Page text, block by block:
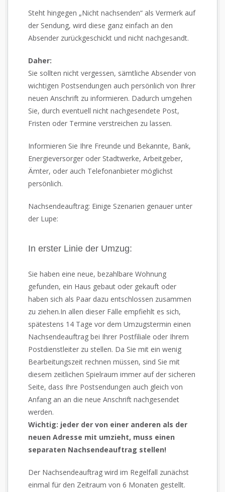
Steht hingegen „Nicht nachsenden“ als Vermerk auf
der Sendung, wird diese ganz einfach an den
Absender zurückgeschickt und nicht nachgesandt.
Daher:
Sie sollten nicht vergessen, sämtliche Absender von
wichtigen Postsendungen auch persönlich von Ihrer
neuen Anschrift zu informieren. Dadurch umgehen
Sie, durch eventuell nicht nachgesendete Post,
Fristen oder Termine verstreichen zu lassen.
Informieren Sie Ihre Freunde und Bekannte, Bank,
Energieversorger oder Stadtwerke, Arbeitgeber,
Ämter, oder auch Telefonanbieter möglichst
persönlich.
Nachsendeauftrag: Einige Szenarien genauer unter
der Lupe:
In erster Linie der Umzug:
Sie haben eine neue, bezahlbare Wohnung
gefunden, ein Haus gebaut oder gekauft oder
haben sich als Paar dazu entschlossen zusammen
zu ziehen.In allen dieser Fälle empfiehlt es sich,
spätestens 14 Tage vor dem Umzugstermin einen
Nachsendeauftrag bei Ihrer Postfiliale oder Ihrem
Postdienstleiter zu stellen. Da Sie mit ein wenig
Bearbeitungszeit rechnen müssen, sind Sie mit
diesem zeitlichen Spielraum immer auf der sicheren
Seite, dass Ihre Postsendungen auch gleich von
Anfang an an die neue Anschrift nachgesendet
werden.
Wichtig: jeder der von einer anderen als der
neuen Adresse mit umzieht, muss einen
separaten Nachsendeauftrag stellen!
Der Nachsendeauftrag wird im Regelfall zunächst
einmal für den Zeitraum von 6 Monaten gestellt.